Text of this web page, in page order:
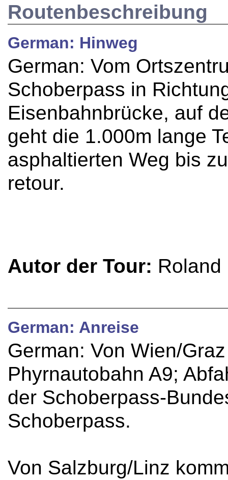
Routenbeschreibung
German: Hinweg
German: Vom
Schoberpass in
Eisenbahnbrücke, auf
geht die 1.000m lange
asphaltierten Weg bis
retour.
Autor der Tour: Roland
German: Anreise
German: Von Wien/
Phyrnautobahn A9;
der Schoberpass-
Schoberpass.
Von Salzburg/Linz